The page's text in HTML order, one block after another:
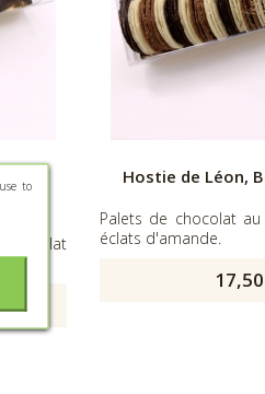
9 Hostie de Léon,
Palets de chocolat
éclats d'amande.
to